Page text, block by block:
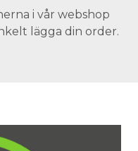
i vår webshop
lägga din order.